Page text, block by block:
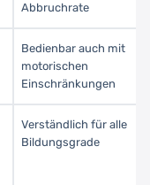
Abbruchrate
Bedienbar auch mit
motorischen
Einschränkungen
Verständlich für alle
Bildungsgrade